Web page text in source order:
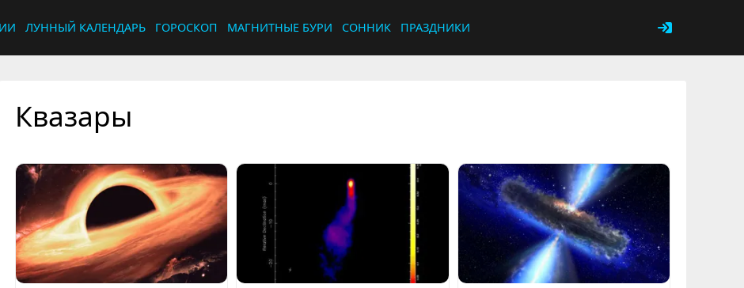
ЛУННЫЙ КАЛЕНДАРЬ ГОРОСКОП МАГНИТНЫЕ БУРИ СОННИК ПРАЗДНИКИ
Квазары